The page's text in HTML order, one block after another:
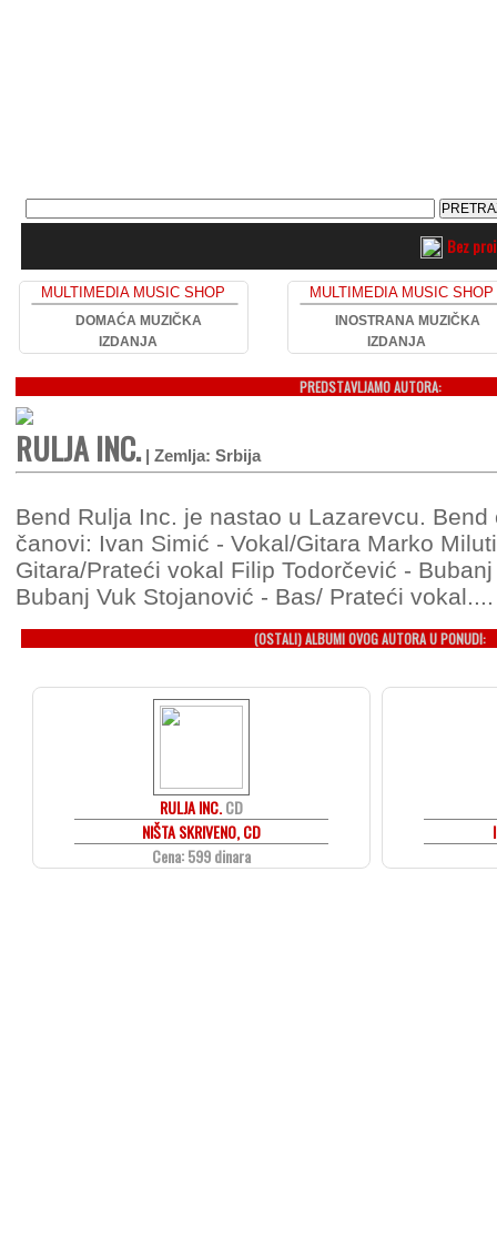
Bez
MULTIMEDIA MUSIC SHOP
DOMAĆA MUZIČKA
IZDANJA
MULTIMEDIA MUSIC SHOP
INOSTRANA MUZIČKA
IZDANJA
PREDSTAVLJAMO AUTORA:
RULJA INC. | Zemlja: Srbija
Bend Rulja Inc. je nastao u Lazarevcu. Bend
čanovi: Ivan Simić - Vokal/Gitara Marko
Gitara/Prateći vokal Filip Todorčević -
Bubanj Vuk Stojanović - Bas/ Prateći vokal....
(OSTALI) ALBUMI OVOG AUTORA U PONUDI:
RULJA INC.CD
NIŠTA SKRIVENO, CD
Cena: 599 dinara